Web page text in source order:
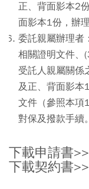
正、背面影本2
面影本1份，辦
委託親屬辦理者
相關證明文件、
受託人親屬關係
及正、背面影本
文件（參照本項
對保及撥款手續。
下載申請書
下載契約書